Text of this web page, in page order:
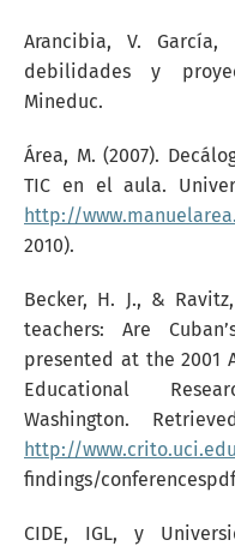
Arancibia, V. García,
debilidades y
Mineduc.
Área, M. (2007).
TIC en el aula.
http://
2010).
Becker, H. J., &
teachers: Are
presented at the 2001
Educational
Washington.
http://
findings/
CIDE, IGL, y